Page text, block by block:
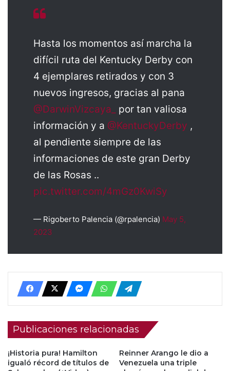
Hasta los momentos así marcha la
difícil ruta del Kentucky Derby con
4 ejemplares retirados y con 3
nuevos ingresos, gracias al pana
@DarwinVizcaya_
por tan valiosa
información y a @KentuckyDerby ,
al pendiente siempre de las
informaciones de este gran Derby
de las Rosas ..
pic.twitter.com/4mGz0KwiSy
— Rigoberto Palencia (@rpalencia) May 5,
2023
Publicaciones relacionadas
¡Historia pura! Hamilton
igualó récord de títulos de
Reinner Arango le dio a
Venezuela una triple